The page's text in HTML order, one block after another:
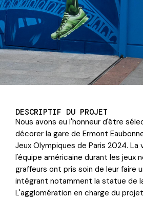
DESCRIPTIF DU PROJET
Nous avons eu l'honneur d'être
décorer la gare de Ermont
Jeux Olympiques de Paris 2024. La
l'équipe américaine durant les jeux
graffeurs ont pris soin de leur faire
intégrant notamment la statue de
L'agglomération en charge du